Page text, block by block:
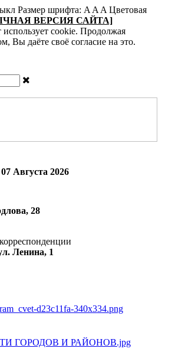
Размер шрифта: A A A Цветовая
ВЕРСИЯ САЙТА]
cookie. Продолжая
Вы даёте своё согласие на это.
Августа 2026
28
Ленина, 1